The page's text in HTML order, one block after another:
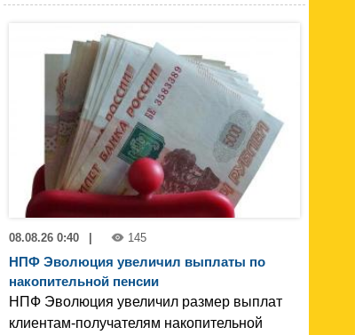
08.08.26 0:40 145
НПФ Эволюция увеличил выплаты по
накопительной пенсии
НПФ Эволюция увеличил размер выплат
клиентам-получателям накопительной